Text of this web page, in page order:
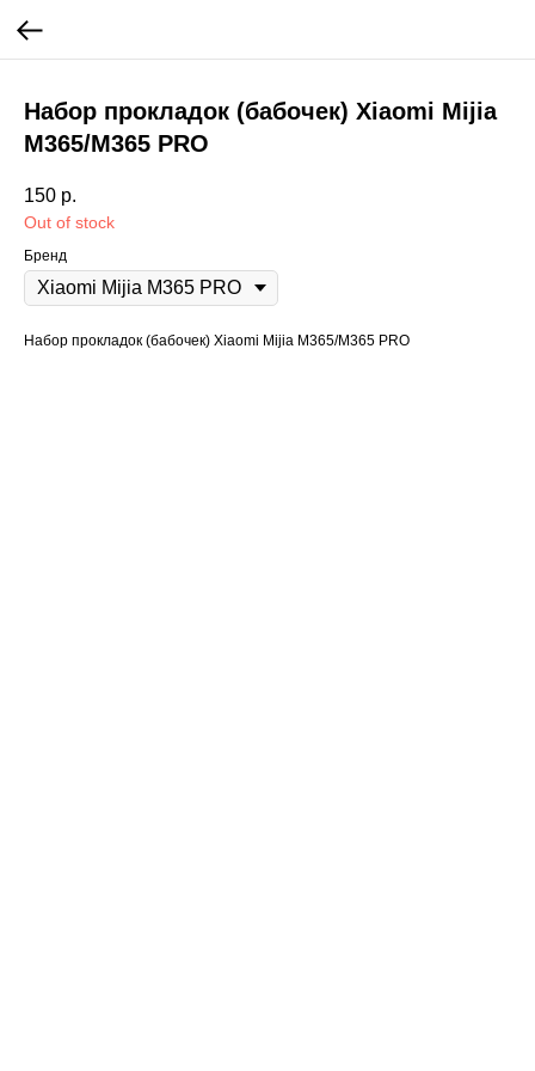
Набор прокладок (бабочек) Xiaomi Mijia
M365/M365 PRO
150 р.
Out of stock
Бренд
Набор прокладок (бабочек) Xiaomi Mijia M365/M365 PRO